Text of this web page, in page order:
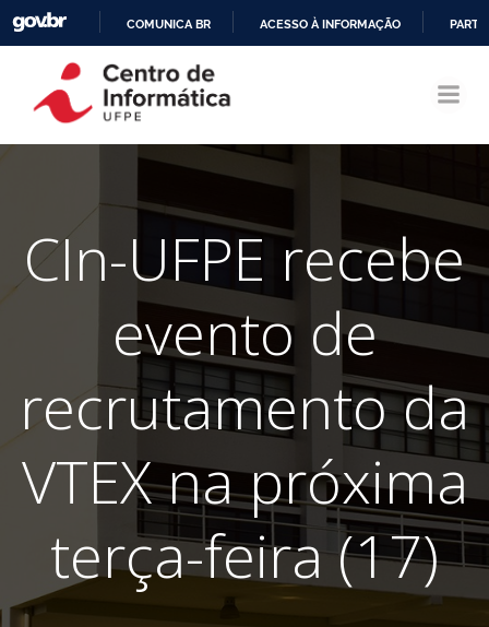
CONTEÚDO
COMUNICA BR ACESSO À INFORMAÇÃO
CIn-UFPE recebe
evento de
recrutamento da
VTEX na próxima
terça-feira (17)